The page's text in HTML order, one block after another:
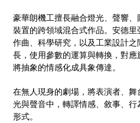
豪華朗機工擅長融合燈光、聲響
裝置的跨領域混合式作品。安德
作曲、科學研究，以及工業設計
長，使用參數的運算與轉換，對應
將抽象的情感化成具象傳達。
在無人現身的劇場，將表演者、
光與聲音中，轉譯情感、敘事、
形式。